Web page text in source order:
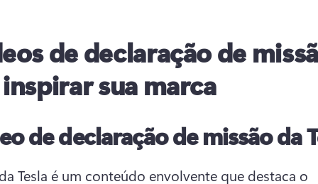
de declaração de
sua marca
de declaração de missão da
Tesla é um conteúdo envolvente que destaca o